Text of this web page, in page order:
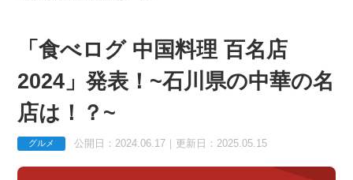
「食べログ 中国料理 百名店
2024」発表！~石川県の中華の名
店は！？~
グルメ 公開日：2024.06.17｜更新日：2025.05.15